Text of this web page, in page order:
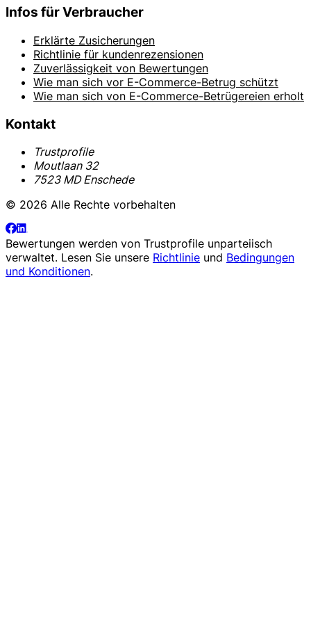
Infos für Verbraucher
Erklärte Zusicherungen
Richtlinie für kundenrezensionen
Zuverlässigkeit von Bewertungen
Wie man sich vor E-Commerce-Betrug schützt
Wie man sich von E-Commerce-Betrügereien erholt
Kontakt
Trustprofile
Moutlaan 32
7523 MD Enschede
© 2026 Alle Rechte vorbehalten
Bewertungen werden von Trustprofile unparteiisch
verwaltet. Lesen Sie unsere Richtlinie und Bedingungen
und Konditionen.